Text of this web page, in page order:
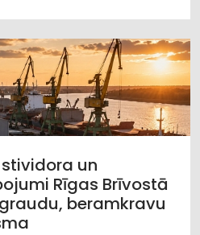
un
Rīgas Brīvostā
beramkravu